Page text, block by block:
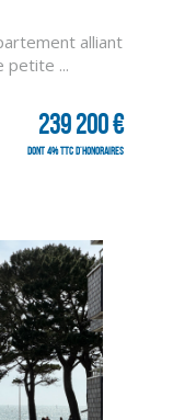
alliant
petite ...
239 200 €
dont 4% TTC d'honoraires